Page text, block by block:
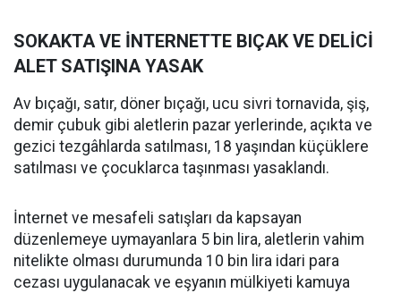
SOKAKTA VE İNTERNETTE BIÇAK VE DELİCİ
ALET SATIŞINA YASAK
Av bıçağı, satır, döner bıçağı, ucu sivri tornavida, şiş,
demir çubuk gibi aletlerin pazar yerlerinde, açıkta ve
gezici tezgâhlarda satılması, 18 yaşından küçüklere
satılması ve çocuklarca taşınması yasaklandı.
İnternet ve mesafeli satışları da kapsayan
düzenlemeye uymayanlara 5 bin lira, aletlerin vahim
nitelikte olması durumunda 10 bin lira idari para
cezası uygulanacak ve eşyanın mülkiyeti kamuya